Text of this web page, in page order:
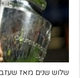
שלוש שנים מאז שעזב